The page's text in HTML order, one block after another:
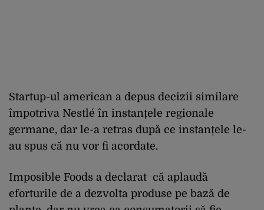
Startup-ul american a depus decizii similare
împotriva Nestlé în instanțele regionale
germane, dar le-a retras după ce instanțele le-
au spus că nu vor fi acordate.
Imposible Foods a declarat că aplaudă
eforturile de a dezvolta produse pe bază de